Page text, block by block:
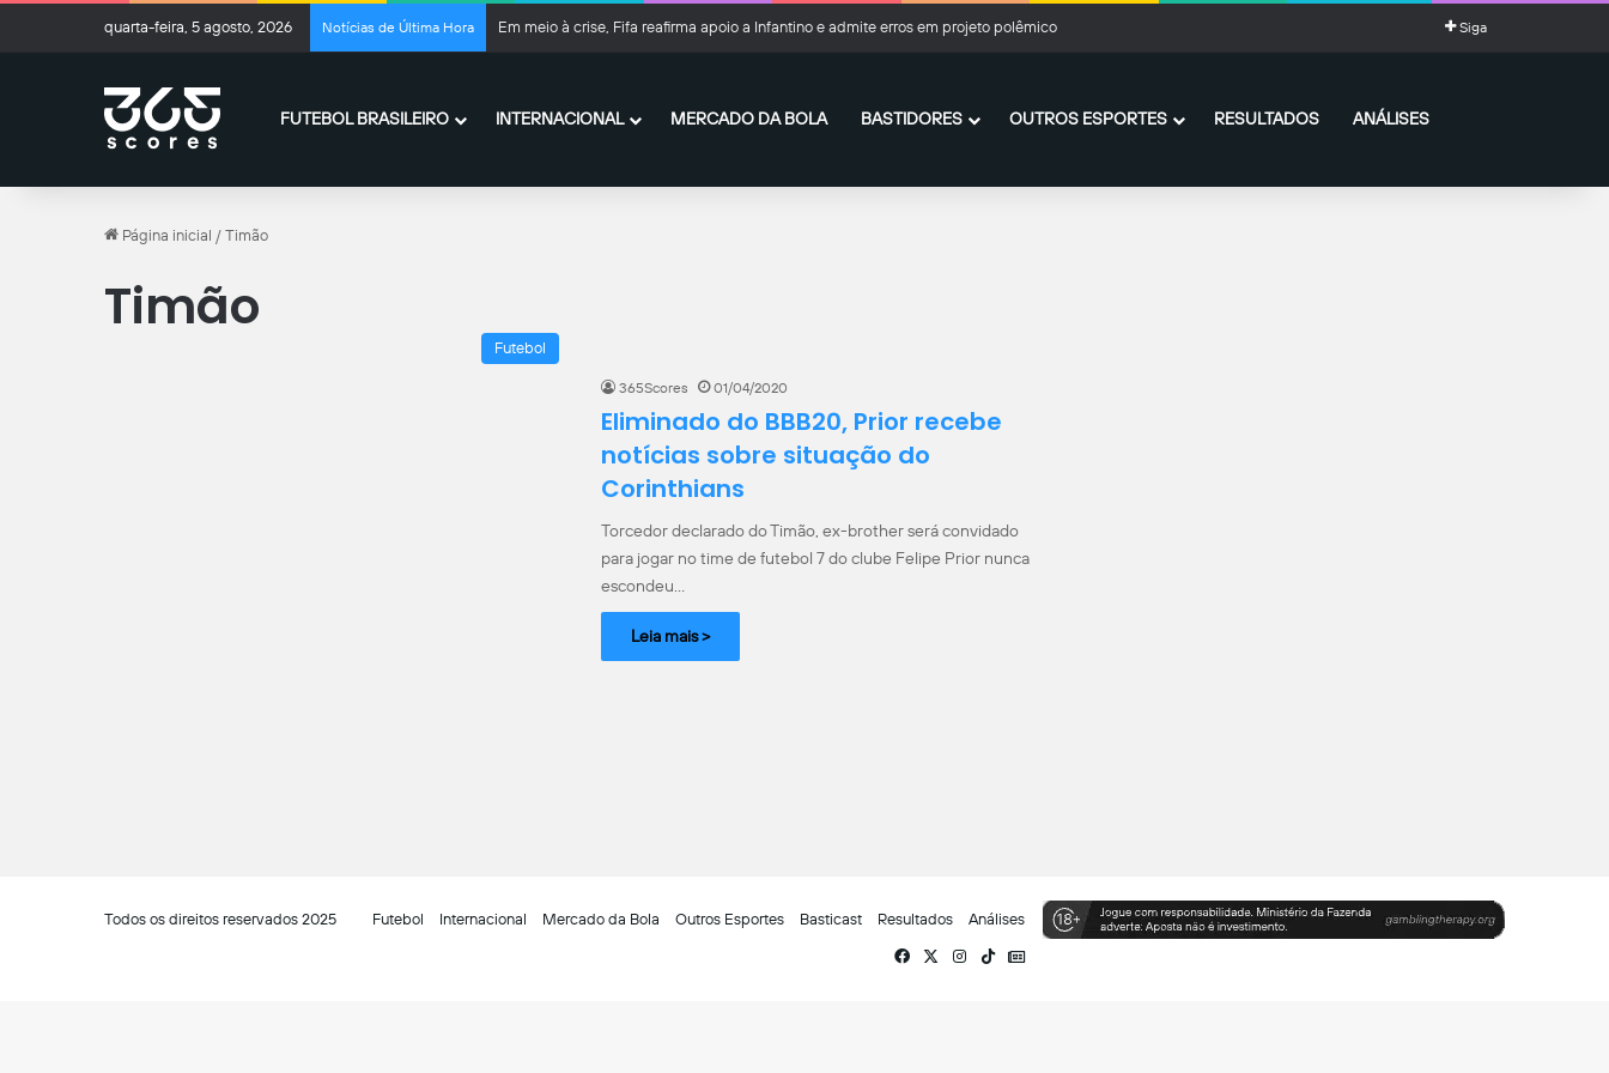
quarta-feira, 5 agosto, 2026 Notícias de Última Hora Em meio à crise, Fifa reafirma apoio a Infantino e admite erros em projeto polêmico Siga
FUTEBOL BRASILEIRO INTERNACIONAL MERCADO DA BOLA BASTIDORES OUTROS ESPORTES RESULTADOS ANÁLISES
Página inicial / Timão
Timão
Futebol
365Scores 01/04/2020
Eliminado do BBB20, Prior recebe
notícias sobre situação do
Corinthians
Torcedor declarado do Timão, ex-brother será convidado
para jogar no time de futebol 7 do clube Felipe Prior nunca
escondeu…
Leia mais >
Todos os direitos reservados 2025 Futebol Internacional Mercado da Bola Outros Esportes Basticast Resultados
Análises
Facebook
X Instagram
TikTokSiga-